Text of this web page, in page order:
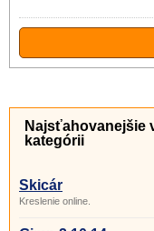
Najsťahovanejšie
kategórii
Skicár
Kreslenie online.